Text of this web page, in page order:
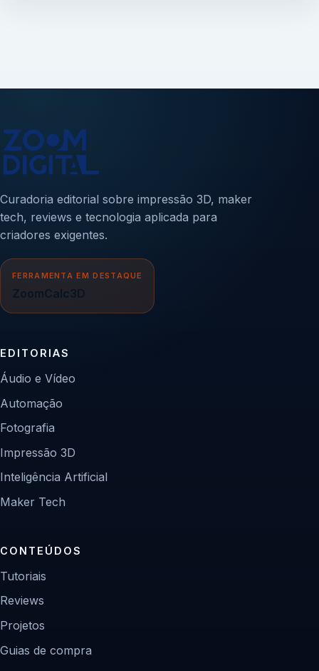
Curadoria editorial sobre impressão 3D, maker
tech, reviews e tecnologia aplicada para
criadores exigentes.
FERRAMENTA EM DESTAQUE
ZoomCalc3D
EDITORIAS
Áudio e Vídeo
Automação
Fotografia
Impressão 3D
Inteligência Artificial
Maker Tech
CONTEÚDOS
Tutoriais
Reviews
Projetos
Guias de compra